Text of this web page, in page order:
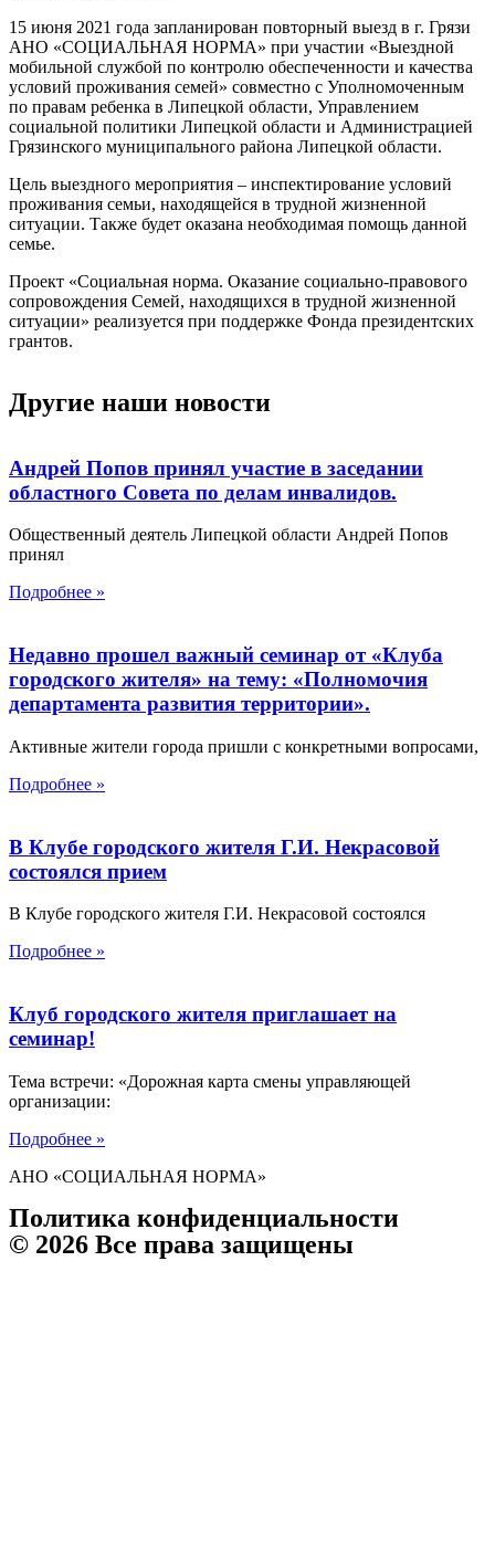
15 июня 2021 года запланирован повторный выезд в г. Грязи
АНО «СОЦИАЛЬНАЯ НОРМА» при участии «Выездной
мобильной службой по контролю обеспеченности и качества
условий проживания семей» совместно с Уполномоченным
по правам ребенка в Липецкой области, Управлением
социальной политики Липецкой области и Администрацией
Грязинского муниципального района Липецкой области.
Цель выездного мероприятия – инспектирование условий
проживания семьи, находящейся в трудной жизненной
ситуации. Также будет оказана необходимая помощь данной
семье.
Проект «Социальная норма. Оказание социально-правового
сопровождения Семей, находящихся в трудной жизненной
ситуации» реализуется при поддержке Фонда президентских
грантов.
Другие наши новости
Андрей Попов принял участие в заседании
областного Совета по делам инвалидов.
Общественный деятель Липецкой области Андрей Попов
принял
Подробнее »
Недавно прошел важный семинар от «Клуба
городского жителя» на тему: «Полномочия
департамента развития территории».
Активные жители города пришли с конкретными вопросами,
Подробнее »
В Клубе городского жителя Г.И. Некрасовой
состоялся прием
В Клубе городского жителя Г.И. Некрасовой состоялся
Подробнее »
Клуб городского жителя приглашает на
семинар!
Тема встречи: «Дорожная карта смены управляющей
организации:
Подробнее »
АНО «СОЦИАЛЬНАЯ НОРМА»
Политика конфиденциальности
© 2026 Все права защищены